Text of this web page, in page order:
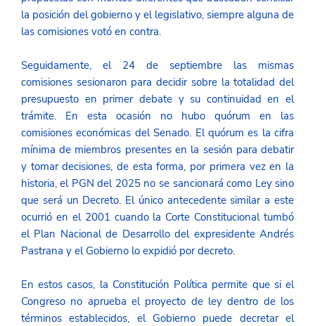
la posición del gobierno y el legislativo, siempre alguna de
las comisiones votó en contra.
Seguidamente, el 24 de septiembre las mismas
comisiones sesionaron para decidir sobre la totalidad del
presupuesto en primer debate y su continuidad en el
trámite. En esta ocasión no hubo quórum en las
comisiones económicas del Senado. El quórum es la cifra
mínima de miembros presentes en la sesión para debatir
y tomar decisiones, de esta forma, por primera vez en la
historia, el PGN del 2025 no se sancionará como Ley sino
que será un Decreto. El único antecedente similar a este
ocurrió en el 2001 cuando la Corte Constitucional tumbó
el Plan Nacional de Desarrollo del expresidente Andrés
Pastrana y el Gobierno lo expidió por decreto.
En estos casos, la Constitución Política permite que si el
Congreso no aprueba el proyecto de ley dentro de los
términos establecidos, el Gobierno puede decretar el